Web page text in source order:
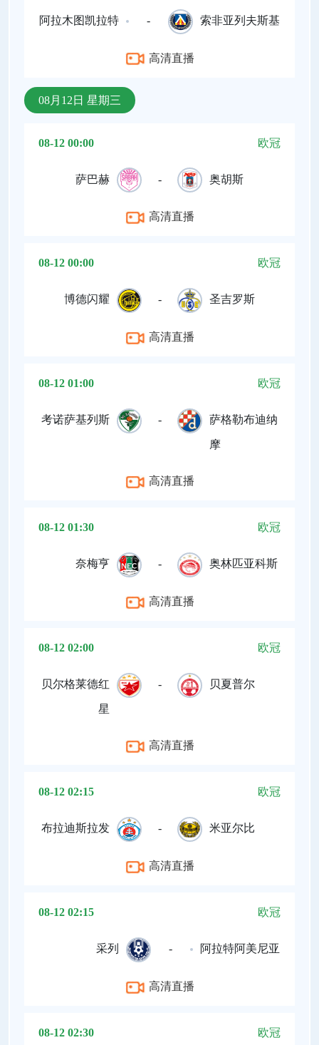
阿拉木图凯拉特 - 索非亚列夫斯基
高清直播
08月12日 星期三
08-12 00:00 欧冠
萨巴赫 - 奥胡斯
高清直播
08-12 00:00 欧冠
博德闪耀 - 圣吉罗斯
高清直播
08-12 01:00 欧冠
考诺萨基列斯 - 萨格勒布迪纳
摩
高清直播
08-12 01:30 欧冠
奈梅亨 - 奥林匹亚科斯
高清直播
08-12 02:00 欧冠
贝尔格莱德红
星
- 贝夏普尔
高清直播
08-12 02:15 欧冠
布拉迪斯拉发 - 米亚尔比
高清直播
08-12 02:15 欧冠
采列 - 阿拉特阿美尼亚
高清直播
08-12 02:30 欧冠